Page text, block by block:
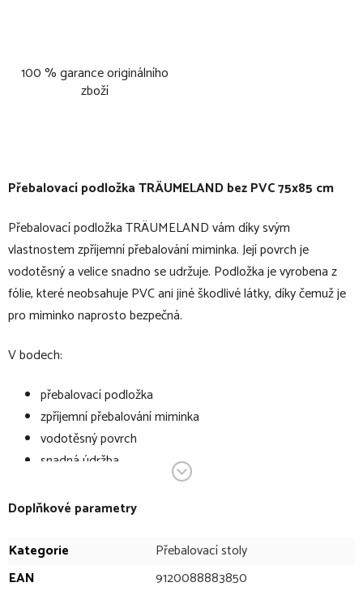
100 % garance originálního
zboží
Přebalovací podložka TRÄUMELAND bez PVC 75x85 cm
Přebalovací podložka TRÄUMELAND vám díky svým
vlastnostem zpříjemní přebalování miminka. Její povrch je
vodotěsný a velice snadno se udržuje. Podložka je vyrobena z
fólie, které neobsahuje PVC ani jiné škodlivé látky, díky čemuž je
pro miminko naprosto bezpečná.
V bodech:
přebalovací podložka
zpříjemní přebalování miminka
vodotěsný povrch
snadná údržba
povrch z fólie, která neobsahuje škodlivé látky
rozměry: 75 x 85 cm
výplň: tepelně stabilní rouno
Technické specifikace se mohou změnit bez výslovného
Doplňkové parametry
Kategorie
Přebalovací stoly
EAN
9120088883850